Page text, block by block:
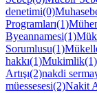
denetimi(0)
Programları(1)
Byeannamesi(1)
Sorumlusu(1)
hakkı(1)Mukimlik(1)
Artışı(2)nakdi
müessesesi(2)Nakit